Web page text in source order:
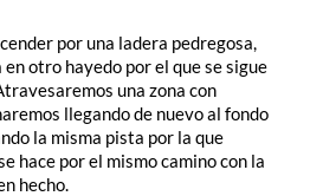
por una ladera pedregosa,
otro hayedo por el que se sigue
una zona con
llegando de nuevo al fondo
la misma pista por la que
hace por el mismo camino con la
hecho.